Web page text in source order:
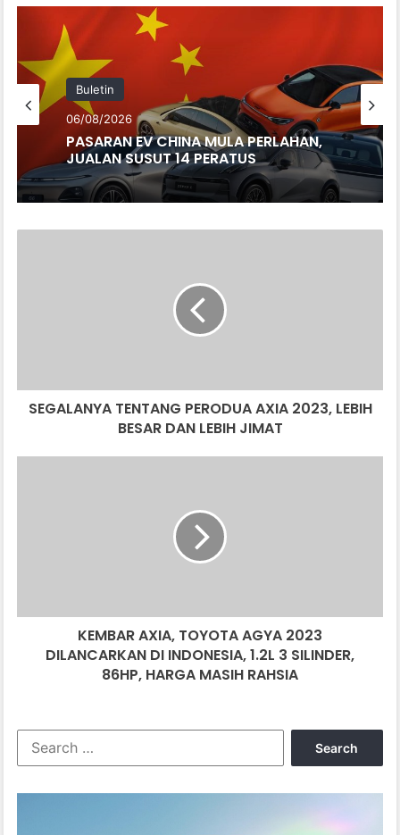
Buletin
06/08/2026
JUALAN SUSUT 14 PERATUS
Buletin
06/08/2026
BMW IX3 50 XDRIVE M SPORT PRO
BAHARU TIBA DI MALAYSIA – HARGA
MULA RM399K
LEBIH
JIMAT
SEGALANYA TENTANG PERODUA AXIA 2023, LEBIH
BESAR DAN LEBIH JIMAT
1.2L
SILINDER,
RAHSIA
KEMBAR AXIA, TOYOTA AGYA 2023
DILANCARKAN DI INDONESIA, 1.2L 3 SILINDER,
86HP, HARGA MASIH RAHSIA